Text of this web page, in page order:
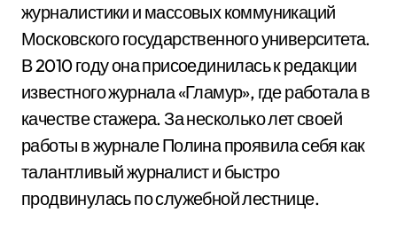
журналистики и массовых коммуникаций
Московского государственного университета.
В 2010 году она присоединилась к редакции
известного журнала «Гламур», где работала в
качестве стажера. За несколько лет своей
работы в журнале Полина проявила себя как
талантливый журналист и быстро
продвинулась по служебной лестнице.